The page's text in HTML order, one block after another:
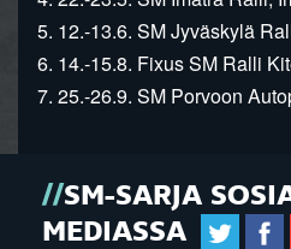
5. 12.-13.6. SM Jyväskylä
6. 14.-15.8. Fixus SM Ralli
7. 25.-26.9. SM Porvoon
SM-SARJA
MEDIASSA